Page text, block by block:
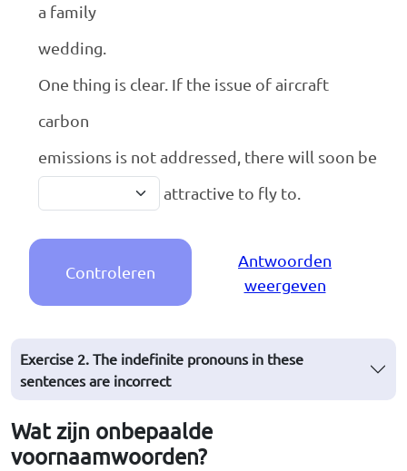
a family
wedding.
One thing is clear. If the issue of aircraft
carbon
emissions is not addressed, there will soon be
attractive to fly to.
Controleren
Antwoorden
weergeven
Exercise 2. The indefinite pronouns in these
sentences are incorrect
Wat zijn onbepaalde
voornaamwoorden?